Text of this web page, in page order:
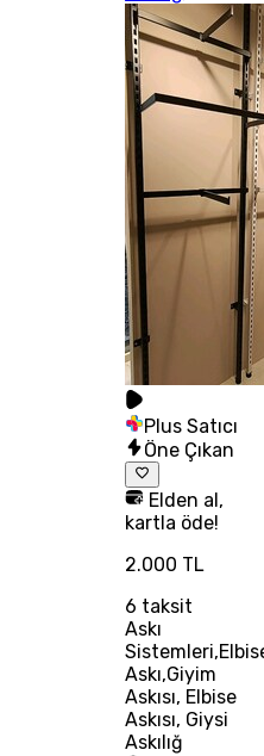
Plus Satıcı
Öne Çıkan
Elden al,
kartla öde!
2.000 TL
6 taksit
Askı
Askı,Giyim
Askısı, Elbise
Askısı, Giysi
Askılığ